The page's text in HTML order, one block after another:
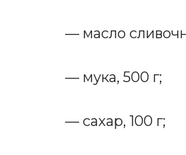
— масло
— мука, 500 г;
— сахар, 100 г;